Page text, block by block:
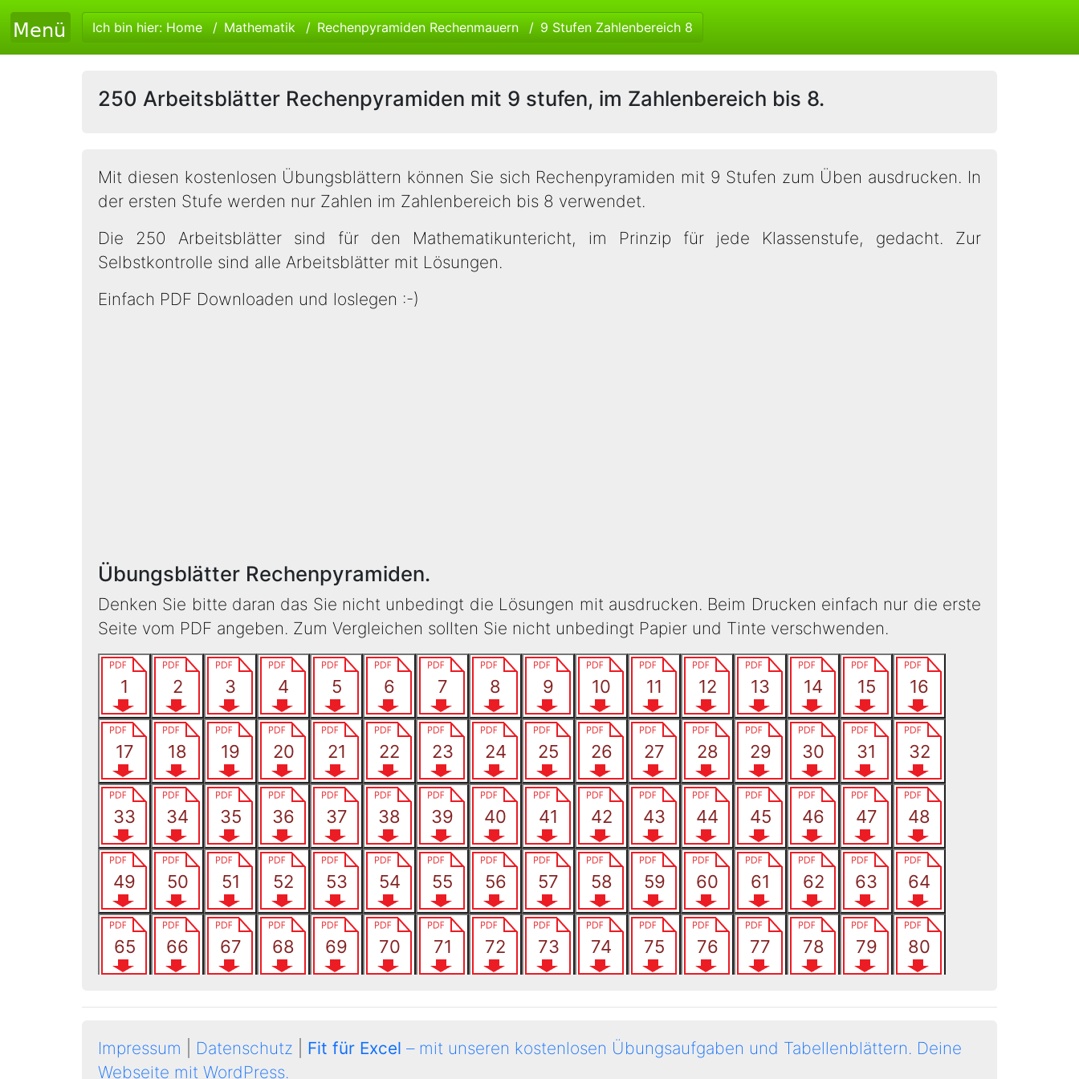
Ich bin hier: Home Mathematik Rechenpyramiden Rechenmauern 9 Stufen Zahlenbereich 8
250 Arbeitsblätter Rechenpyramiden mit 9 stufen, im Zahlenbereich bis 8.
Mit diesen kostenlosen Übungsblättern können Sie sich Rechenpyramiden mit 9 Stufen zum Üben ausdrucken. In
der ersten Stufe werden nur Zahlen im Zahlenbereich bis 8 verwendet.
Die 250 Arbeitsblätter sind für den Mathematikuntericht, im Prinzip für jede Klassenstufe, gedacht. Zur
Selbstkontrolle sind alle Arbeitsblätter mit Lösungen.
Einfach PDF Downloaden und loslegen :-)
Übungsblätter Rechenpyramiden.
Denken Sie bitte daran das Sie nicht unbedingt die Lösungen mit ausdrucken. Beim Drucken einfach nur die erste
Seite vom PDF angeben. Zum Vergleichen sollten Sie nicht unbedingt Papier und Tinte verschwenden.
Impressum Datenschutz Fit für Excel – mit unseren kostenlosen Übungsaufgaben und Tabellenblättern. Deine
Webseite mit WordPress.